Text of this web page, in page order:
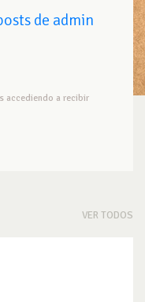
de admin
accediendo a recibir
VER TODOS